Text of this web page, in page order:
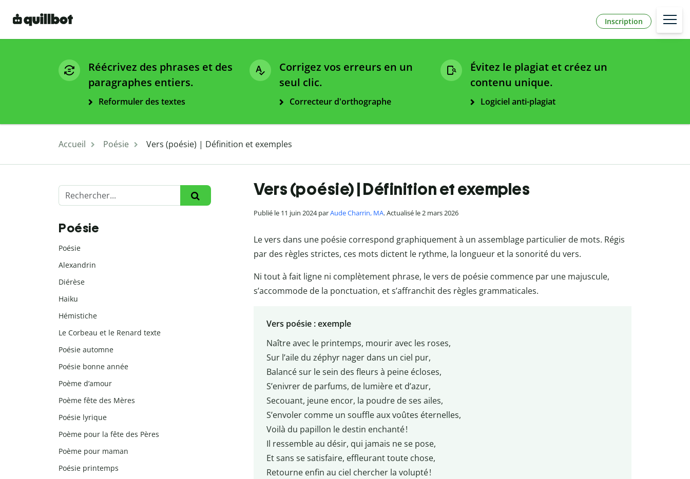
Inscription
Réécrivez des phrases et des
paragraphes entiers.
Reformuler des textes
Corrigez vos erreurs en un
seul clic.
Correcteur d'orthographe
Évitez le plagiat et créez un
contenu unique.
Logiciel anti-plagiat
Accueil Poésie Vers (poésie) | Définition et exemples
Vers (poésie) | Définition et exemples
Publié le 11 juin 2024 parAude Charrin, MA. Actualisé le 2 mars 2026
Le vers dans une poésie correspond graphiquement à un assemblage particulier de mots. Régis
par des règles strictes, ces mots dictent le rythme, la longueur et la sonorité du vers.
Ni tout à fait ligne ni complètement phrase, le vers de poésie commence par une majuscule,
s’accommode de la ponctuation, et s’affranchit des règles grammaticales.
Vers poésie : exemple
Naître avec le printemps, mourir avec les roses,
Sur l’aile du zéphyr nager dans un ciel pur,
Balancé sur le sein des fleurs à peine écloses,
S’enivrer de parfums, de lumière et d’azur,
Secouant, jeune encor, la poudre de ses ailes,
S’envoler comme un souffle aux voûtes éternelles,
Voilà du papillon le destin enchanté !
Il ressemble au désir, qui jamais ne se pose,
Et sans se satisfaire, effleurant toute chose,
Retourne enfin au ciel chercher la volupté !
Poésie
Poésie
Alexandrin
Diérèse
Haiku
Hémistiche
Le Corbeau et le Renard texte
Poésie automne
Poésie bonne année
Poème d’amour
Poème fête des Mères
Poésie lyrique
Poème pour la fête des Pères
Poème pour maman
Poésie printemps